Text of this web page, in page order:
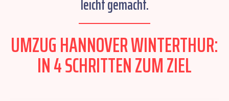
leicht gemacht.
UMZUG HANNOVER WINTERTHUR:
IN 4 SCHRITTEN ZUM ZIEL